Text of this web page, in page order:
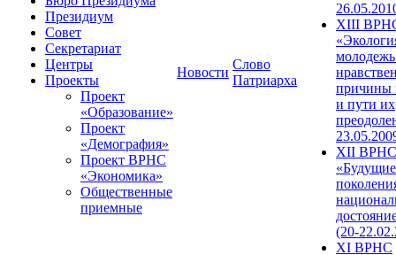
Президиум
Совет
Секретариат
Центры
Проекты
Проект
«Образование»
Проект
«Демография»
Проект ВРНС
«Экономика»
Общественные
приемные
Новости
Слово
Патриарха
XIII
причины
и пути их
XII ВРНС
«Будущие
(20-
XI ВРНС